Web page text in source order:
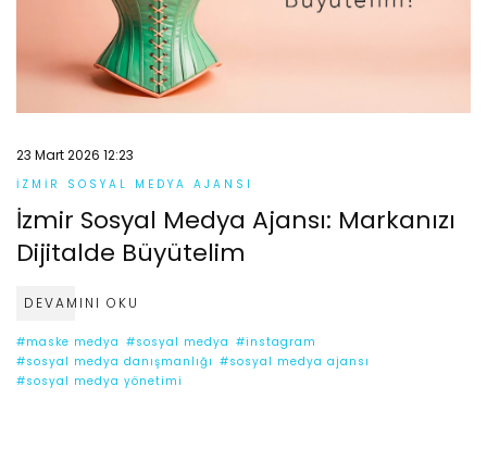
23 Mart 2026 12:23
İZMIR SOSYAL MEDYA AJANSI
İzmir Sosyal Medya Ajansı: Markanızı
Dijitalde Büyütelim
DEVAMINI OKU
#maske medya #sosyal medya #instagram
#sosyal medya danışmanlığı #sosyal medya ajansı
#sosyal medya yönetimi